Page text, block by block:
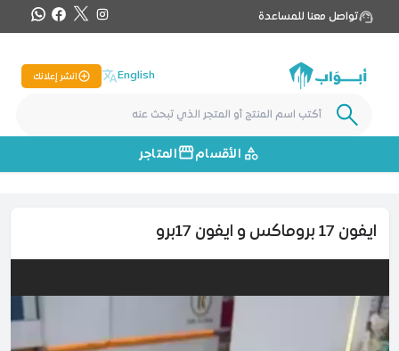
تواصل معنا للمساعدة
English انشر إعلانك
الأقسام المتاجر
ايفون 17 بروماكس و ايفون 17برو